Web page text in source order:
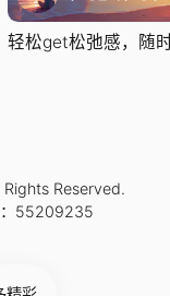
轻松get松弛感，随
Reserved.
55209235